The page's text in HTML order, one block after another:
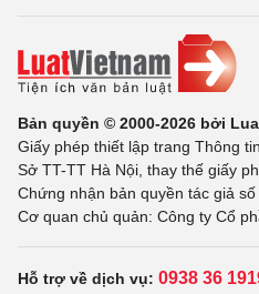
Bản quyền © 2000-2026 bởi
Giấy phép thiết lập trang Thông
Sở TT-TT Hà Nội, thay thế giấy
Chứng nhận bản quyền tác giả
Cơ quan chủ quản: Công ty Cổ
Hỗ trợ về dịch vụ: 0938 36